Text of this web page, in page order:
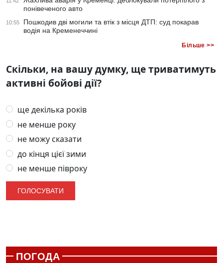
понівеченого авто
10:55
Пошкодив дві могили та втік з місця ДТП: суд покарав
водія на Кременеччині
Більше >>
Скільки, на вашу думку, ще триватимуть
активні бойові дії?
ще декілька років
не менше року
не можу сказати
до кінця цієї зими
не менше півроку
ПОГОДА